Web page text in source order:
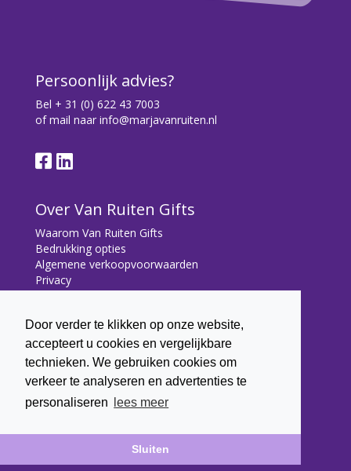
Door verder te klikken op onze website,
accepteert u cookies en vergelijkbare
technieken. We gebruiken cookies om
verkeer te analyseren en advertenties te
personaliseren
lees meer
Sluiten
Persoonlijk advies?
Bel + 31 (0) 622 43 7003
of mail naar info@marjavanruiten.nl
Over Van Ruiten Gifts
Waarom Van Ruiten Gifts
Bedrukking opties
Algemene verkoopvoorwaarden
Privacy
Contact
Contact
Bryonialaan 5
3233 VA Oostvoorne
+31 (0) 6 22 43 7003
info@marjavanruiten.nl